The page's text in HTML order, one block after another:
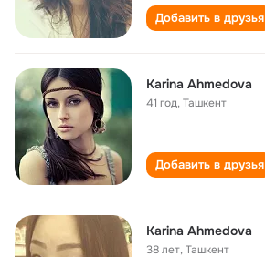
Добавить в друзья
Karina Ahmedova
41 год,Ташкент
Добавить в друзья
Karina Ahmedova
38 лет,Ташкент